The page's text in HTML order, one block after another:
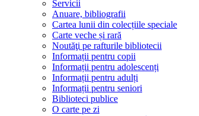
Servicii
Anuare, bibliografii
Cartea lunii din colecțiile speciale
Carte veche și rară
Noutăţi pe rafturile bibliotecii
Informații pentru copii
Informații pentru adolescenți
Informații pentru adulți
Informații pentru seniori
Biblioteci publice
O carte pe zi